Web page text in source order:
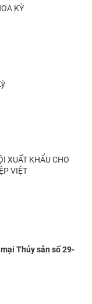
KỲ
XUẤT KHẨU CHO
VIỆT
Thủy sản số 29-